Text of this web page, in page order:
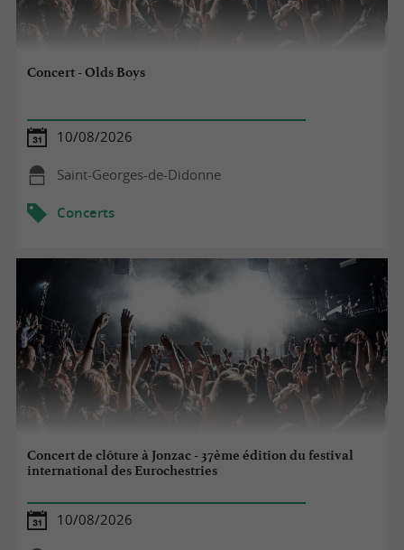
Concert - Olds Boys
10/08/2026
Saint-Georges-de-Didonne
Concerts
Concert de clôture à Jonzac - 37ème édition du festival
international des Eurochestries
10/08/2026